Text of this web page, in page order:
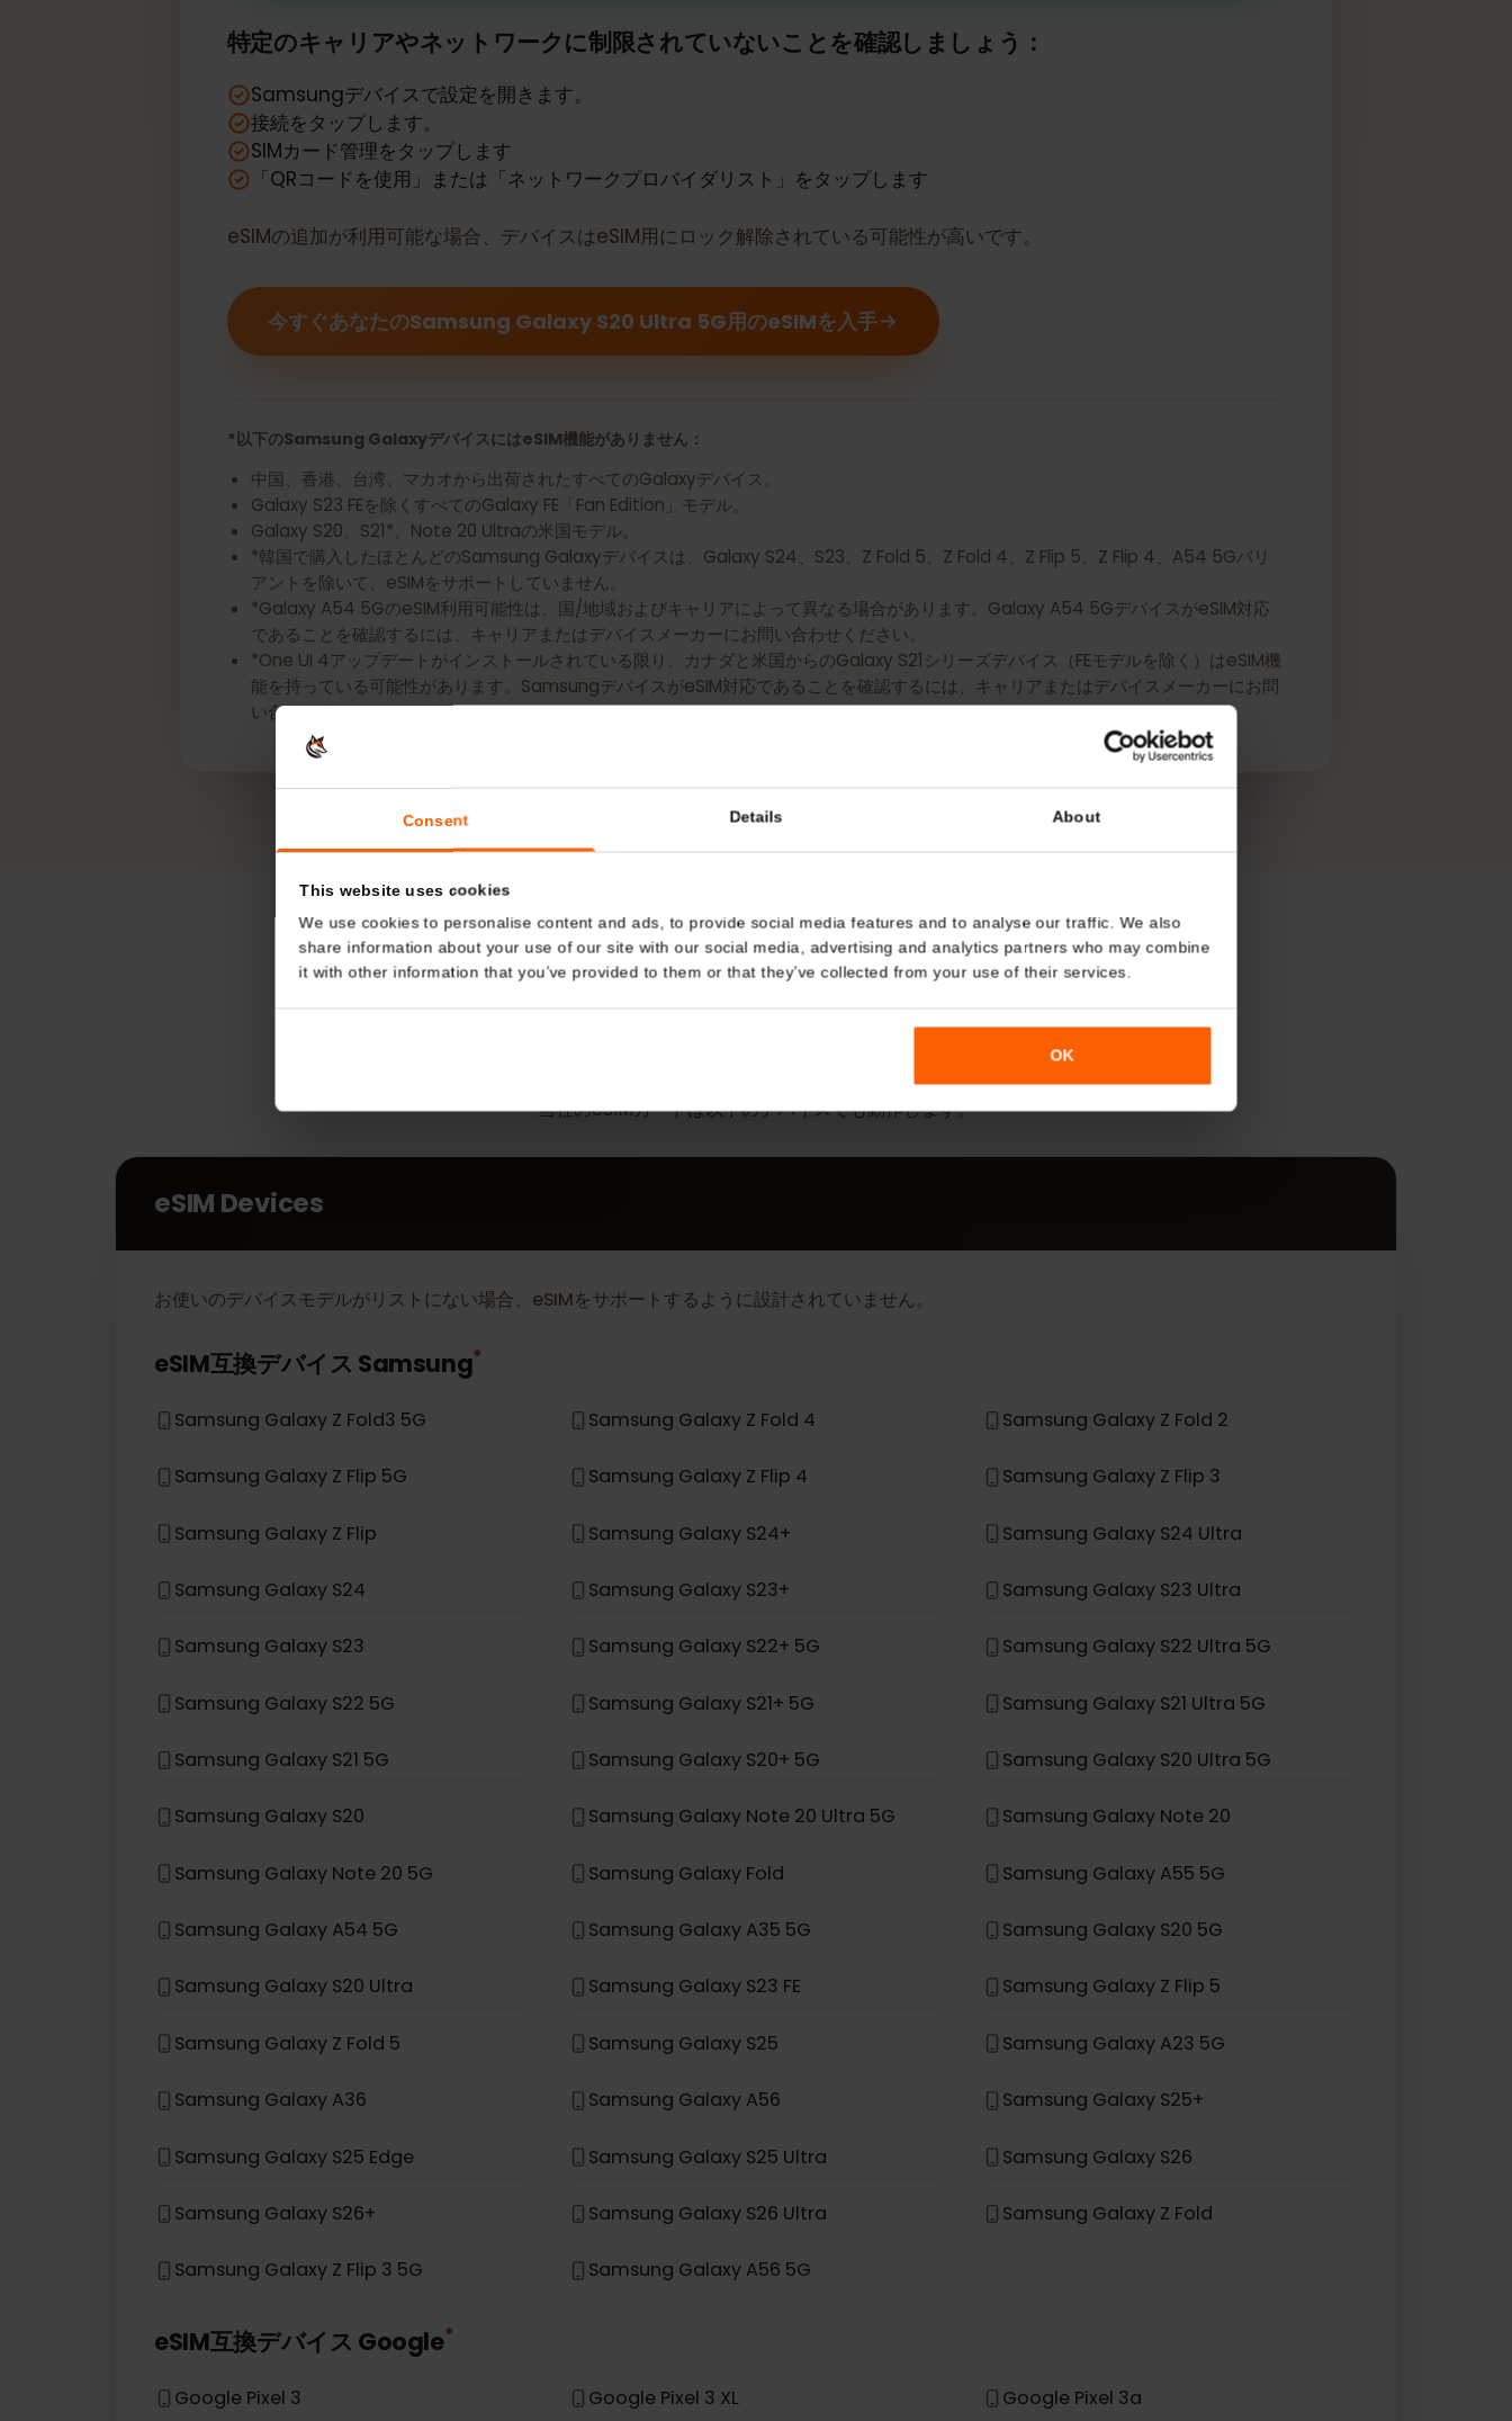
Consent Details About
We use cookies to personalise content and ads, to provide social media features and to analyse our traffic. We also
share information about your use of our site with our social media, advertising and analytics partners who may combine
it with other information that you’ve provided to them or that they’ve collected from your use of their services.
あなたのSamsung Galaxy S20 Ultra 5GはeSIMをサポートしています
特定のキャリアやネットワークに制限されていないことを確認しましょう：
Samsungデバイスで設定を開きます。
SIMカード管理をタップします
eSIMの追加が利用可能な場合、デバイスはeSIM用にロック解除されている可能性が高いです。
今すぐあなたのSamsung Galaxy S20 Ultra 5G用のeSIMを入手
*以下のSamsung GalaxyデバイスにはeSIM機能がありません：
中国、香港、台湾、マカオから出荷されたすべてのGalaxyデバイス。
Galaxy S23 FEを除くすべてのGalaxy FE「Fan Edition」モデル。
Galaxy S20、S21*、Note 20 Ultraの米国モデル。
*韓国で購入したほとんどのSamsung Galaxyデバイスは、Galaxy S24、S23、Z Fold 5、Z Fold 4、Z Flip 5、Z Flip 4、A54 5Gバリ
アントを除いて、eSIMをサポートしていません。
*Galaxy A54 5GのeSIM利用可能性は、国/地域およびキャリアによって異なる場合があります。Galaxy A54 5GデバイスがeSIM対応
であることを確認するには、キャリアまたはデバイスメーカーにお問い合わせください。
能を持っている可能性があります。SamsungデバイスがeSIM対応であることを確認するには、キャリアまたはデバイスメーカーにお問
い合わせください。
詳細
eSIM Devices
当社のeSIMカードは以下のデバイスでも動作します。
eSIM Devices
eSIM互換デバイス
Samsung Galaxy Z Fold3 5G Samsung Galaxy Z Fold 4 Samsung Galaxy Z Fold 2
Samsung Galaxy Z Flip 5G Samsung Galaxy Z Flip 4 Samsung Galaxy Z Flip 3
Samsung Galaxy Z Flip Samsung Galaxy S24+ Samsung Galaxy S24 Ultra
Samsung Galaxy S24 Samsung Galaxy S23+ Samsung Galaxy S23 Ultra
Samsung Galaxy S23 Samsung Galaxy S22+ 5G Samsung Galaxy S22 Ultra 5G
Samsung Galaxy S22 5G Samsung Galaxy S21+ 5G Samsung Galaxy S21 Ultra 5G
Samsung Galaxy S21 5G Samsung Galaxy S20+ 5G Samsung Galaxy S20 Ultra 5G
Samsung Galaxy S20 Samsung Galaxy Note 20 Ultra 5G Samsung Galaxy Note 20
Samsung Galaxy Note 20 5G Samsung Galaxy Fold Samsung Galaxy A55 5G
Samsung Galaxy A54 5G Samsung Galaxy A35 5G Samsung Galaxy S20 5G
Samsung Galaxy S20 Ultra Samsung Galaxy S23 FE Samsung Galaxy Z Flip 5
Samsung Galaxy S25 Edge
Samsung Galaxy S26+ Samsung Galaxy S26 Ultra